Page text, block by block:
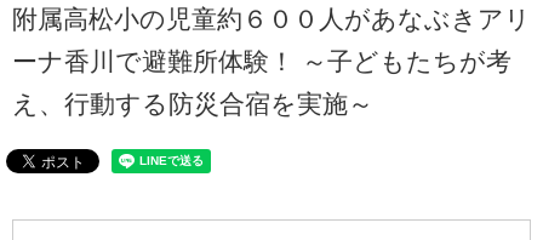
を
開
く
附属高松小の児童約６００人があなぶきアリ
ーナ香川で避難所体験！ ～子どもたちが考
え、行動する防災合宿を実施～